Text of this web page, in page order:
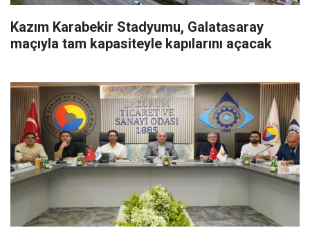
Kazım Karabekir Stadyumu, Galatasaray
maçıyla tam kapasiteyle kapılarını açacak